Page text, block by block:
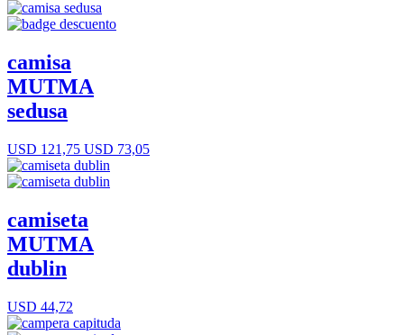
camisa
MUTMA
sedusa
USD 121,75 USD 73,05
camiseta
MUTMA
dublin
USD 44,72